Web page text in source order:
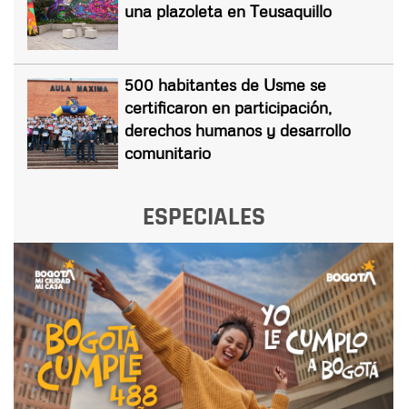
una plazoleta en Teusaquillo
500 habitantes de Usme se
certificaron en participación,
derechos humanos y desarrollo
comunitario
ESPECIALES